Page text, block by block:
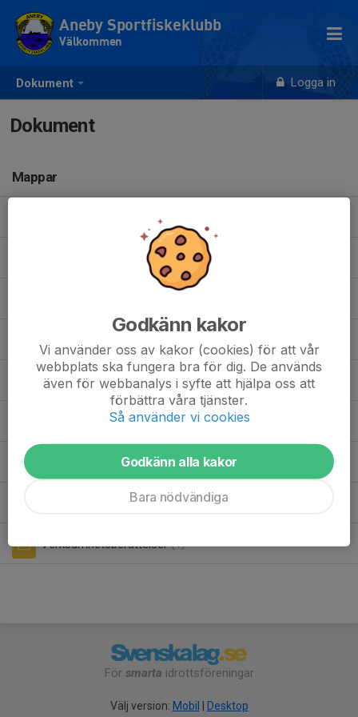
Dokument Logga in
Aneby Sportfiskeklubb
Välkommen
Dokument
Mappar
(4)
Mötesprotokoll 2020 (1)
Tävlingsresultat 2018 (2)
Tävlingsresultat 2019 (6)
Tävlingsresultat 2020 (2)
Tävlingsresultat 2023 (1)
Verksamhetsberättelser (1)
För smarta idrottsföreningar
Välj version: Mobil Desktop
Godkänn kakor
Vi använder oss av kakor (cookies) för att vår
webbplats ska fungera bra för dig. De används
även för webbanalys i syfte att hjälpa oss att
förbättra våra tjänster.
Så använder vi cookies
Godkänn alla kakor
Bara nödvändiga